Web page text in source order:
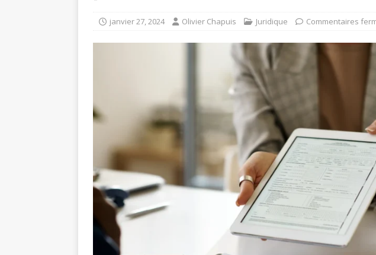
janvier 27, 2024 Olivier Chapuis Juridique Commentaires